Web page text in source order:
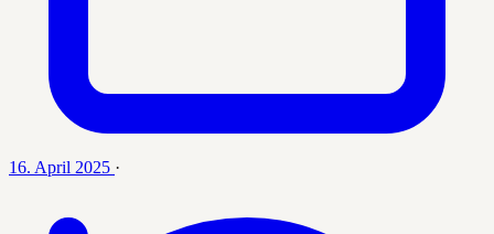
16. April 2025 ·